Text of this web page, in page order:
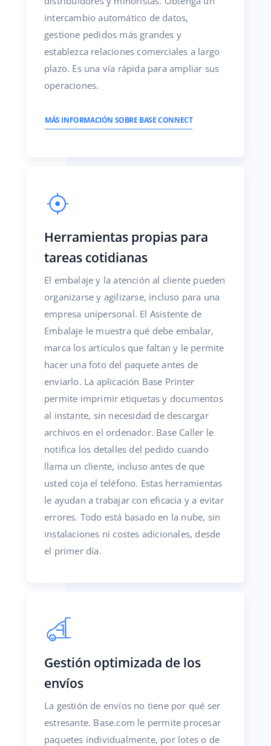
intercambio automático de datos,
gestione pedidos más grandes y
establezca relaciones comerciales a largo
plazo. Es una vía rápida para ampliar sus
operaciones.
MÁS INFORMACIÓN SOBRE BASE CONNECT
Herramientas propias para
tareas cotidianas
El embalaje y la atención al cliente pueden
organizarse y agilizarse, incluso para una
empresa unipersonal. El Asistente de
Embalaje le muestra qué debe embalar,
marca los artículos que faltan y le permite
hacer una foto del paquete antes de
enviarlo. La aplicación Base Printer
permite imprimir etiquetas y documentos
al instante, sin necesidad de descargar
archivos en el ordenador. Base Caller le
notifica los detalles del pedido cuando
llama un cliente, incluso antes de que
usted coja el teléfono. Estas herramientas
le ayudan a trabajar con eficacia y a evitar
errores. Todo está basado en la nube, sin
instalaciones ni costes adicionales, desde
el primer día.
Gestión optimizada de los
envíos
La gestión de envíos no tiene por qué ser
estresante. Base.com le permite procesar
paquetes individualmente, por lotes o de